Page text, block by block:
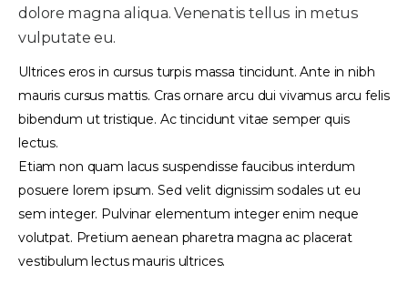
dolore magna aliqua. Venenatis tellus in metus
vulputate eu.
Ultrices eros in cursus turpis massa tincidunt. Ante in nibh
mauris cursus mattis. Cras ornare arcu dui vivamus arcu felis
bibendum ut tristique. Ac tincidunt vitae semper quis
lectus.
Etiam non quam lacus suspendisse faucibus interdum
posuere lorem ipsum. Sed velit dignissim sodales ut eu
sem integer. Pulvinar elementum integer enim neque
volutpat. Pretium aenean pharetra magna ac placerat
vestibulum lectus mauris ultrices.